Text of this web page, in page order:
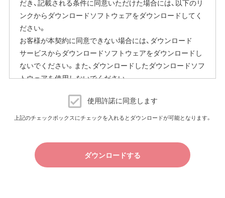
だき、記載される条件に同意いただけた場合には、以下のリ
ンクからダウンロードソフトウェアをダウンロードしてく
ださい。
お客様が本契約に同意できない場合には、ダウンロード
サービスからダウンロードソフトウェアをダウンロードし
ないでください。また、ダウンロードしたダウンロードソフ
トウェアを使用しないでください。
ダウンロードソフトウェア使用許諾契約
（株）バッファロー（以下、弊社といいます）は、お客様がダウ
す）に同意し、ご購入いただいた商品（以下、購入商品といい
ます）について弊社が保証契約に基づく修理を実施する際
の条件である保証契約約款、およびそれに含まれるソフト
使用許諾に同意します
上記のチェックボックスにチェックを入れるとダウンロードが可能となります。
ダウンロードする